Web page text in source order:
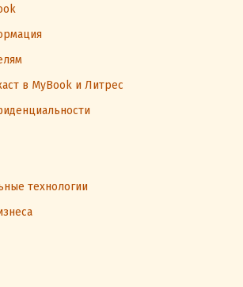
в MyBook и Литрес
технологии